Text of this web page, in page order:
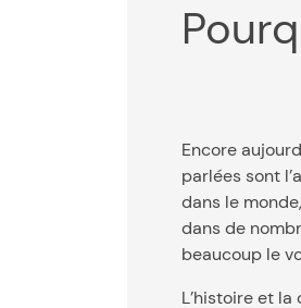
Encore
parlées sont
dans le
dans de
beaucoup le
L’histoire et